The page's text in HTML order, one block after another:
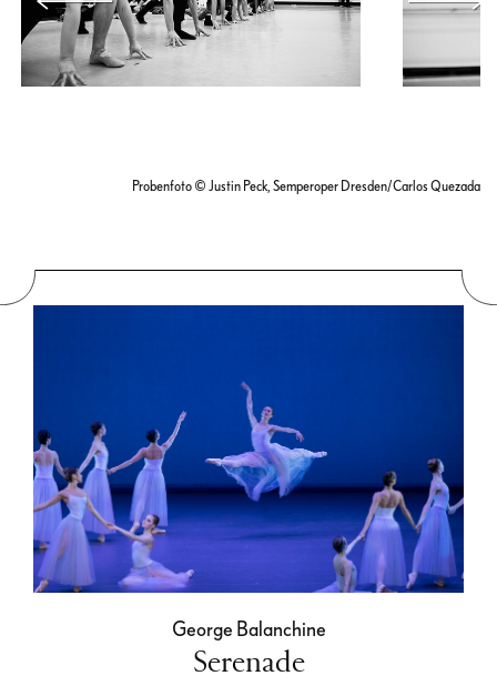
Probenfoto © Justin Peck, Semperoper Dresden/Carlos Quezada
George Balanchine
Serenade